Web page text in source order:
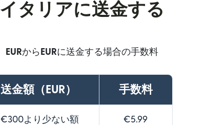
イタリアに送金する
EURから EURに送金する場合の手数料
送金額（EUR） 手数料
€300より少ない額 €5.99